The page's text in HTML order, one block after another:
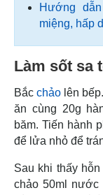
Hướng
miệng, hấp
Làm sốt sa
Bắcchảo lên
ăn cùng 20g
băm. Tiến hành
để lửa nhỏ để
Sau khi thấy
chảo 50ml nước